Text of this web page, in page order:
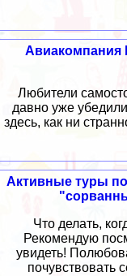
Авиакомпания
Любители
давно уже
здесь, как ни
Активные туры
Что делать,
Рекомендую
увидеть!
почувствовать